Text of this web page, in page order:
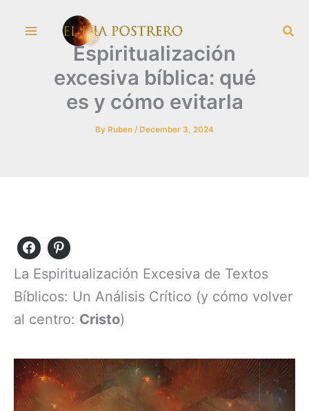
Espiritualización
excesiva bíblica: qué
es y cómo evitarla
By Ruben / December 3, 2024
La Espiritualización Excesiva de Textos
Bíblicos: Un Análisis Crítico (y cómo volver
al centro: Cristo)